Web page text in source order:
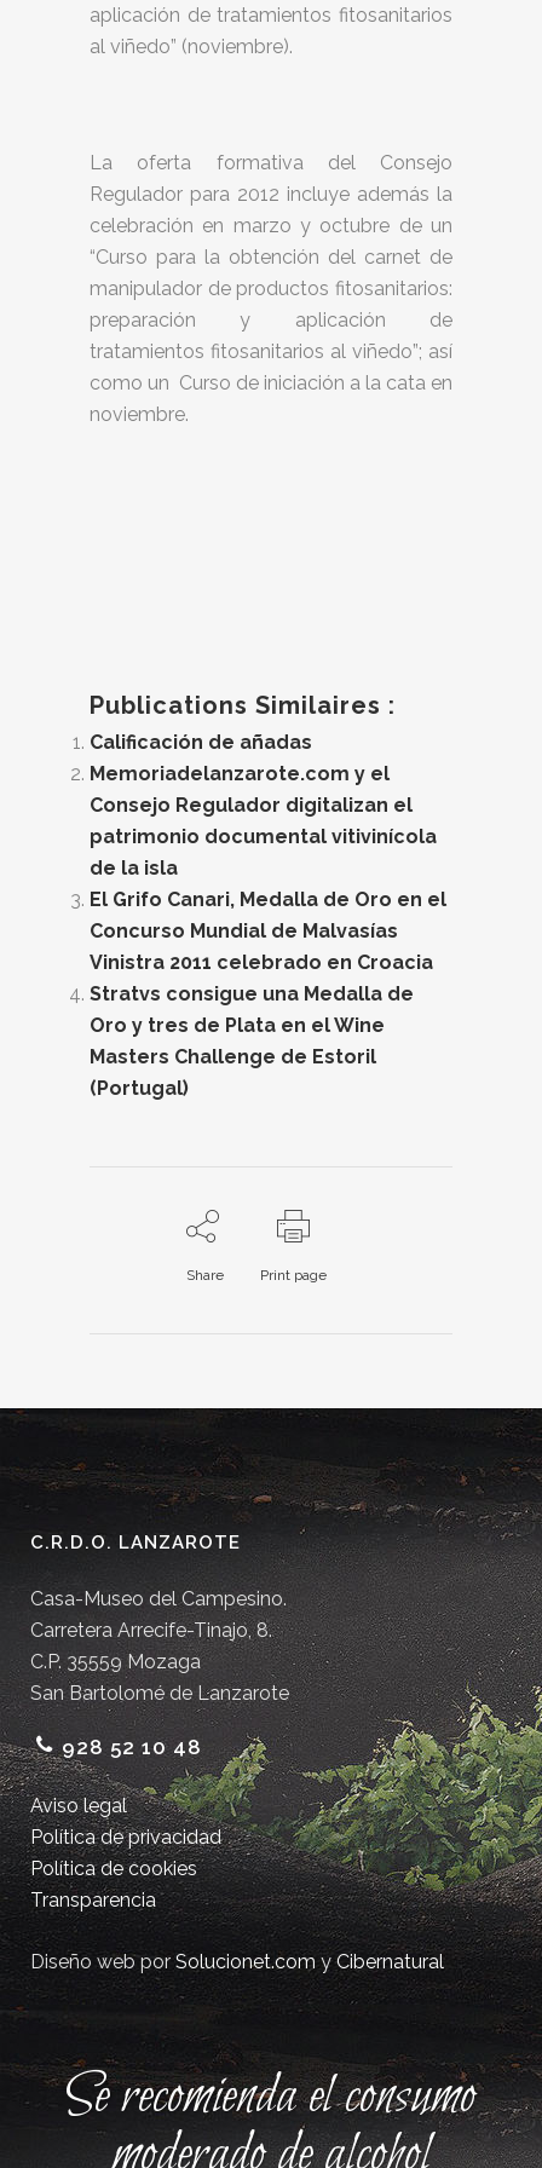
aplicación de tratamientos fitosanitarios
al viñedo” (noviembre).
La oferta formativa del Consejo
Regulador para 2012 incluye además la
celebración en marzo y octubre de un
“Curso para la obtención del carnet de
manipulador de productos fitosanitarios:
preparación y aplicación de
tratamientos fitosanitarios al viñedo”; así
como un Curso de iniciación a la cata en
noviembre.
Publications Similaires :
Calificación de añadas
Memoriadelanzarote.com y el
Consejo Regulador digitalizan el
patrimonio documental vitivinícola
de la isla
El Grifo Canari, Medalla de Oro en el
Concurso Mundial de Malvasías
Vinistra 2011 celebrado en Croacia
Stratvs consigue una Medalla de
Oro y tres de Plata en el Wine
Masters Challenge de Estoril
(Portugal)
Share Print page
C.R.D.O. LANZAROTE
Casa-Museo del Campesino.
Carretera Arrecife-Tinajo, 8.
C.P. 35559 Mozaga
San Bartolomé de Lanzarote
928 52 10 48
Aviso legal
Política de privacidad
Política de cookies
Transparencia
Diseño web porSolucionet.comyCibernatural
Se recomienda el consumo